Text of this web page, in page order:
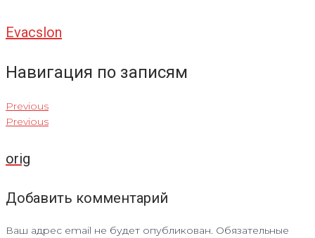
Evacslon
Навигация по записям
Previous
Previous
orig
Добавить комментарий
Ваш адрес email не будет опубликован. Обязательные